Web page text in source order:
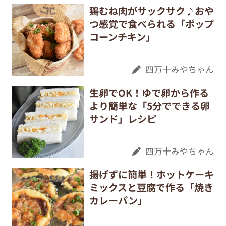
鶏むね肉がサックサク♪おや
つ感覚で食べられる「ポップ
コーンチキン」
四万十みやちゃん
生卵でOK！ゆで卵から作る
より簡単な「5分でできる卵
サンド」レシピ
四万十みやちゃん
揚げずに簡単！ホットケーキ
ミックスと豆腐で作る「焼き
カレーパン」